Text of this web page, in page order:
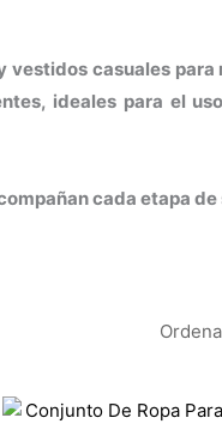
vestidos casuales
ideales para el
cada etapa